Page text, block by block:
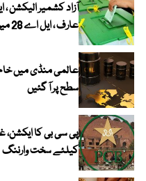
عارف ، ایل اے 28 میں پیپلز پارٹی کے بازل نقوی کامیاب
عالمی منڈی میں
سطح پر آ گئیں
پی سی بی کا ایکشن،
کیلئے سخت وارننگ